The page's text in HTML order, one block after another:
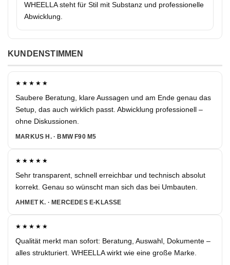
WHEELLA steht für Stil mit Substanz und professionelle
Abwicklung.
KUNDENSTIMMEN
★★★★★
Saubere Beratung, klare Aussagen und am Ende genau das
Setup, das auch wirklich passt. Abwicklung professionell –
ohne Diskussionen.
MARKUS H. · BMW F90 M5
★★★★★
Sehr transparent, schnell erreichbar und technisch absolut
korrekt. Genau so wünscht man sich das bei Umbauten.
AHMET K. · MERCEDES E-KLASSE
★★★★★
Qualität merkt man sofort: Beratung, Auswahl, Dokumente –
alles strukturiert. WHEELLA wirkt wie eine große Marke.